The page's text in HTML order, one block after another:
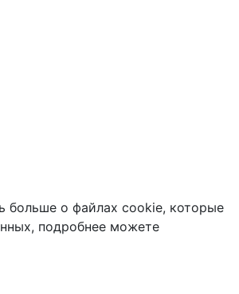
больше о файлах cookie, которые
подробнее можете